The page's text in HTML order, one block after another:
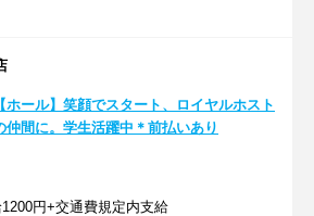
【ホール】笑顔でスタート、ロイヤルホスト
仲間に。学生活躍中＊前払いあり
円+交通費規定内支給